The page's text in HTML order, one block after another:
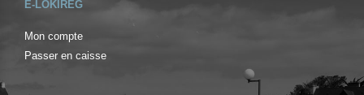
E-LOKIREG
Mon compte
Passer en caisse